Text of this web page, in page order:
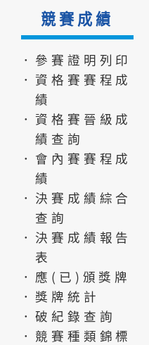
競賽成績
．參賽證明列印
．資格賽賽程成
績
．資格賽晉級成
績查詢
．會內賽賽程成
績
．決賽成績綜合
查詢
．決賽成績報告
表
．應(已)頒獎牌
．獎牌統計
．破紀錄查詢
．競賽種類錦標